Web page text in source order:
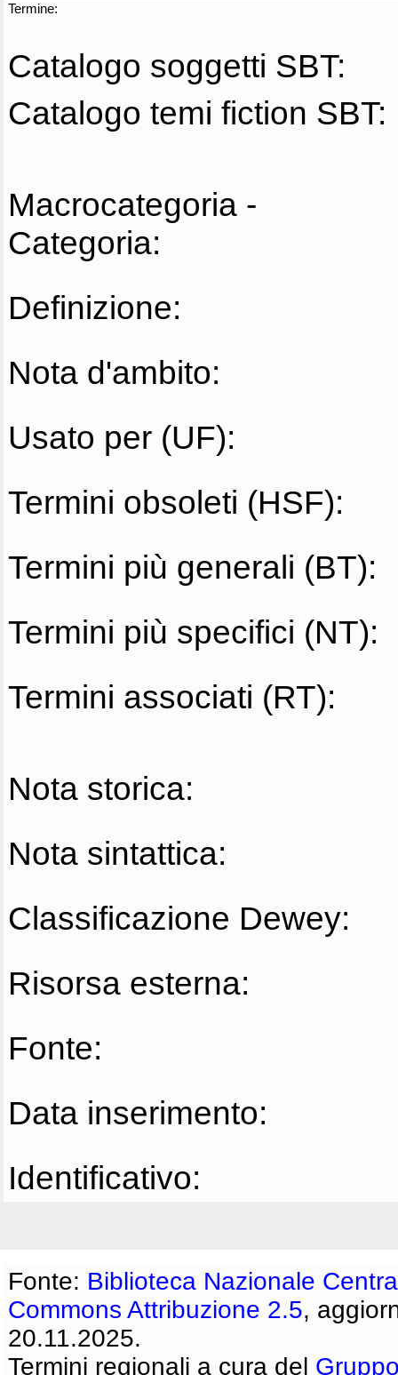
Termine:
Catalogo soggetti SBT:
Catalogo temi fiction SBT:
Macrocategoria -
Categoria:
Definizione:
Nota d'ambito:
Usato per (UF):
Termini obsoleti (HSF):
Termini più generali (BT):
Termini più specifici (NT):
Termini associati (RT):
Nota storica:
Nota sintattica:
Classificazione Dewey:
Risorsa esterna:
Fonte:
Data inserimento:
Identificativo:
Fonte: Biblioteca Nazionale
Commons Attribuzione 2.5,
20.11.2025.
Termini regionali a cura del